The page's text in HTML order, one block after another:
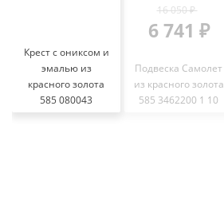
Крест с ониксом и
эмалью из
красного золота
585 080043
16 050 ₽
6 741 ₽
Подвеска Самолет
из красного золота
585 3462200 1 10